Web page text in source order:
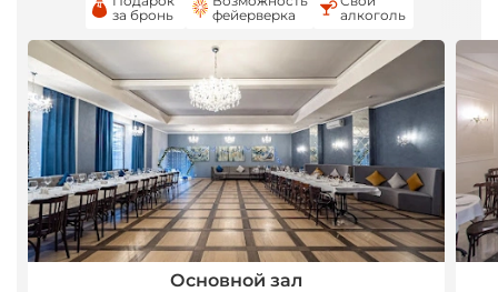
за бронь
фейерверка
алкоголь
Основной зал